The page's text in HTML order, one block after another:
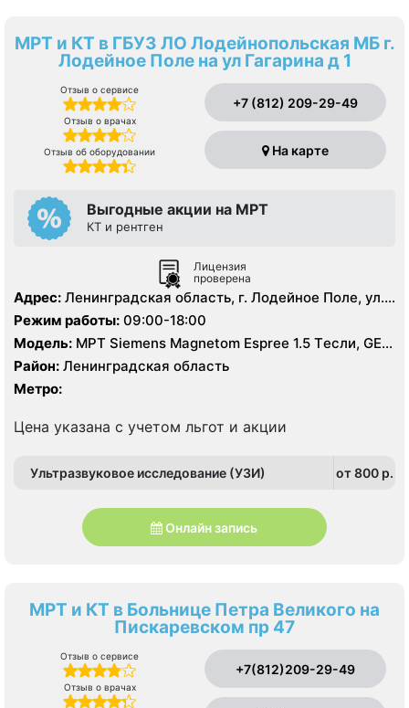
МРТ и КТ в ГБУЗ ЛО Лодейнопольская МБ г.
Лодейное Поле на ул Гагарина д 1
Отзыв о сервисе
Отзыв о врачах
Отзыв об оборудовании
+7 (812) 209-29-49
На карте
Выгодные акции на МРТ
КТ и рентген
Лицензия
проверена
Адрес: Ленинградская область, г. Лодейное Поле, ул.
Гагарина, д. 1
Режим работы: 09:00-18:00
Модель: МРТ Siemens Magnetom Espree 1.5 Tесли, GE
BrightSpeed 16 срезов, УЗИ аппарат, Рентген
Район: Ленинградская область
Метро:
Цена указана с учетом льгот и акции
Ультразвуковое исследование (УЗИ) от 800 p.
Онлайн запись
МРТ и КТ в Больнице Петра Великого на
Пискаревском пр 47
Отзыв о сервисе
Отзыв о врачах
+7(812)209-29-49